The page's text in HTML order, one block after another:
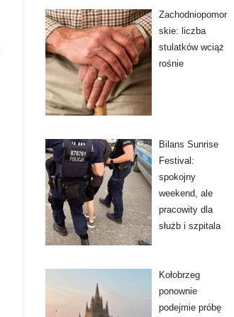
Zachodniopomor
skie: liczba
stulatków wciąż
rośnie
Bilans Sunrise
Festival:
spokojny
weekend, ale
pracowity dla
służb i szpitala
Kołobrzeg
ponownie
podejmie próbę